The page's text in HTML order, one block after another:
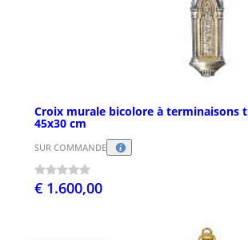
Croix murale bicolore à terminaisons
45x30 cm
SUR COMMANDE
€ 1.600,00